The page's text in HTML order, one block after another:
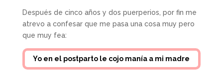
Después de cinco años y dos puerperios, por fin me
atrevo a confesar que me pasa una cosa muy pero
que muy fea:
Yo en el postparto le cojo manía a mi madre